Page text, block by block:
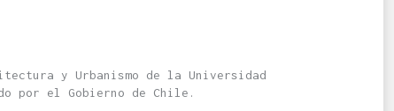
y Urbanismo de la Universidad
por el Gobierno de Chile.